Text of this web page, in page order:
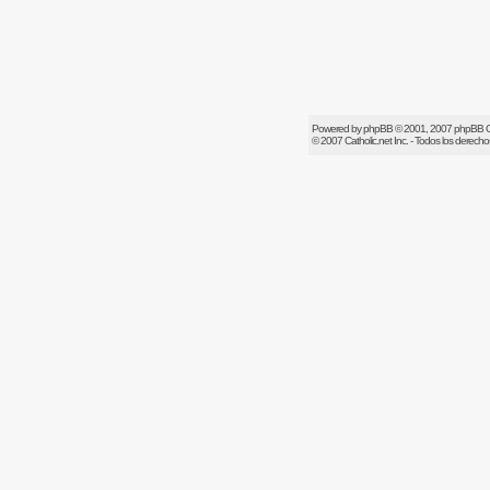
Powered byphpBB© 2001, 2007 phpBB
© 2007Catholic.netInc. - Todos los